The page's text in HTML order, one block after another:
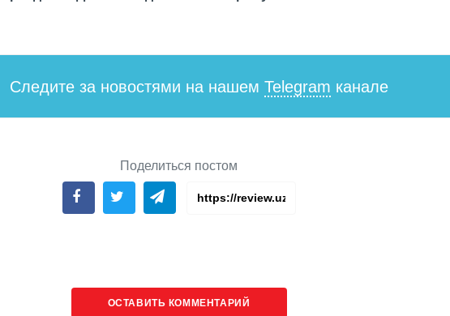
Следите за новостями на нашем Telegram канале
Поделиться постом
ОСТАВИТЬ КОММЕНТАРИЙ